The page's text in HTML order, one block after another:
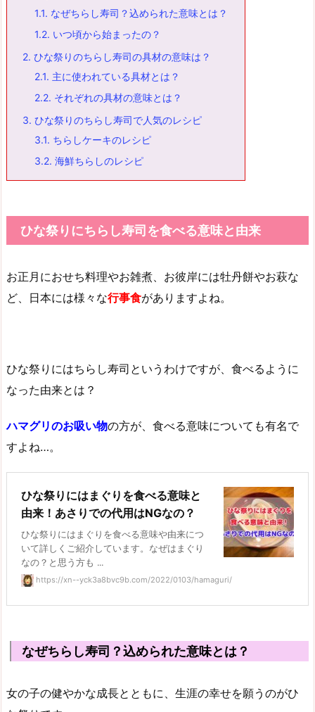
1.1. なぜちらし寿司？込められた意味とは？
1.2. いつ頃から始まったの？
2. ひな祭りのちらし寿司の具材の意味は？
2.1. 主に使われている具材とは？
2.2. それぞれの具材の意味とは？
3. ひな祭りのちらし寿司で人気のレシピ
3.1. ちらしケーキのレシピ
3.2. 海鮮ちらしのレシピ
ひな祭りにちらし寿司を食べる意味と由来
お正月におせち料理やお雑煮、お彼岸には牡丹餅やお萩な
ど、日本には様々な行事食がありますよね。
ひな祭りにはちらし寿司というわけですが、食べるように
なった由来とは？
ハマグリのお吸い物の方が、食べる意味についても有名で
すよね…。
ひな祭りにはまぐりを食べる意味と
由来！あさりでの代用はNGなの？
ひな祭りにはまぐりを食べる意味や由来につ
いて詳しくご紹介しています。なぜはまぐり
なの？と思う方も ...
https://xn--yck3a8bvc9b.com/2022/0103/hamaguri/
なぜちらし寿司？込められた意味とは？
女の子の健やかな成長とともに、生涯の幸せを願うのがひ